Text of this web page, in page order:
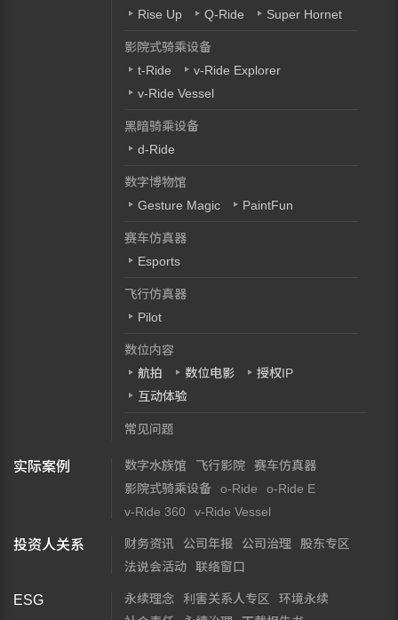
Rise Up
Q-Ride Super Hornet
影院式骑乘设备
t-Ride
v-Ride Explorer
v-Ride Vessel
黑暗骑乘设备
d-Ride
数字博物馆
Gesture Magic
PaintFun
赛车仿真器
Esports
飞行仿真器
Pilot
数位内容
航拍
数位电影
授权IP
互动体验
常见问题
实际案例 数字水族馆 飞行影院
赛车仿真器
影院式骑乘设备
o-Ride
o-Ride E
v-Ride 360
v-Ride Vessel
投资人关系 财务资讯 公司年报 公司治理
股东专区
法说会活动
联络窗口
ESG 永续理念 利害关系人专区
环境永续